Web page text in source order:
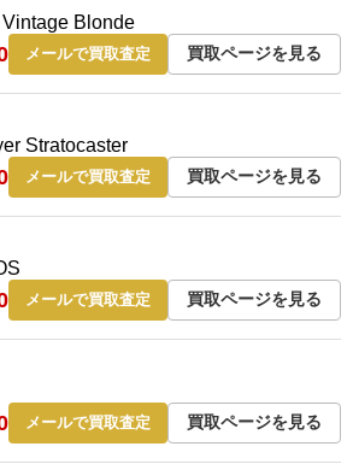
Blonde
メールで買取査定 買取ページを見る
Stratocaster
メールで買取査定 買取ページを見る
メールで買取査定 買取ページを見る
メールで買取査定 買取ページを見る